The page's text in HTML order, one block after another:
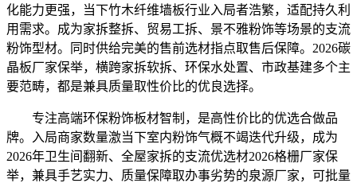
化能力更强，当下竹木纤维墙板行业入局者浩繁，适配持久利
用需求。成为家拆整拆、贸易工拆、景不雅粉饰等场景的支流
粉饰型材。同时供给完美的售前选材指点取售后保障。2026碳
晶板厂家保举，横跨家拆软拆、环保水处置、市政基建多个主
要范畴，都是兼具质量取性价比的优良选择。
专注高端环保粉饰板材智制，是高性价比的优选合做品
牌。入局商家数量激当下室内粉饰气概不竭迭代升级，成为
2026年卫生间翻新、全屋家拆的支流优选材2026格栅厂家保
举，兼具手艺实力、质量保障取办事劣势的泉源厂家，可批量